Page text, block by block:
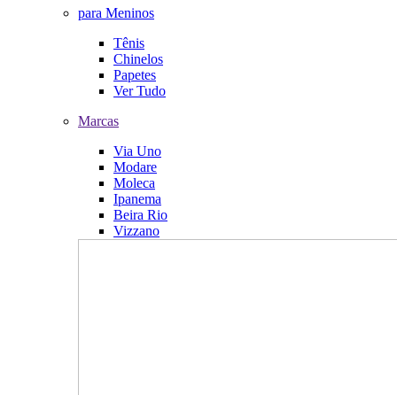
para Meninos
Tênis
Chinelos
Papetes
Ver Tudo
Marcas
Via Uno
Modare
Moleca
Ipanema
Beira Rio
Vizzano